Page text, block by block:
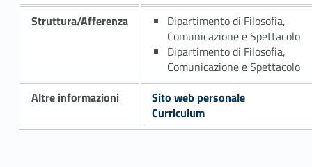
Struttura/Afferenza
Dipartimento di Filosofia,
Comunicazione e Spettacolo
Dipartimento di Filosofia,
Comunicazione e Spettacolo
Altre informazioni
Sito web personale
Curriculum